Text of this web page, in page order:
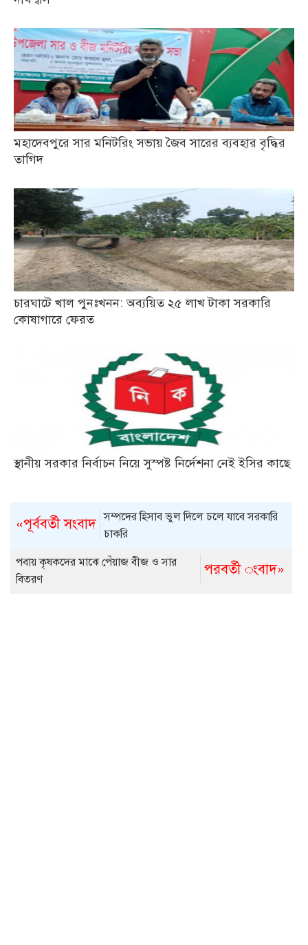
মহাদেবপুরে সার মনিটরিং সভায় জৈব সারের ব্যবহার বৃদ্ধির
তাগিদ
চারঘাটে খাল পুনঃখনন: অব্যয়িত ২৫ লাখ টাকা সরকারি
কোষাগারে ফেরত
স্থানীয় সরকার নির্বাচন নিয়ে সুস্পষ্ট নির্দেশনা নেই ইসির কাছে
«পূর্ববর্তী সংবাদ সম্পদের হিসাব ভুল দিলে চলে যাবে সরকারি
চাকরি
পরবর্তী ংবাদ»
পবায় কৃষকদের মাঝে পেঁয়াজ বীজ ও সার
বিতরণ